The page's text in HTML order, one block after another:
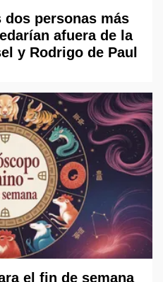
personas más
afuera de la
y Rodrigo de Paul
el fin de semana